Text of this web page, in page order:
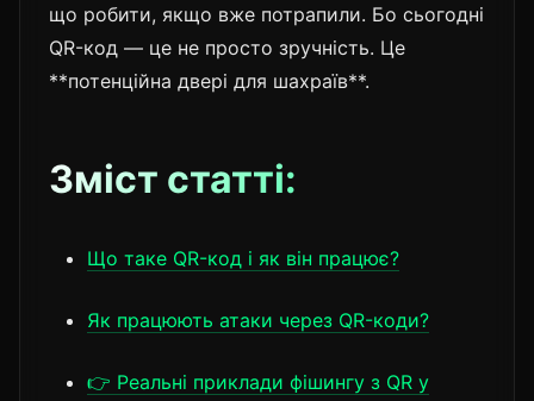
що робити, якщо вже потрапили. Бо сьогодні
QR-код — це не просто зручність. Це
**потенційна двері для шахраїв**.
Зміст статті:
Що таке QR-код і як він працює?
Як працюють атаки через QR-коди?
👉 Реальні приклади фішингу з QR у